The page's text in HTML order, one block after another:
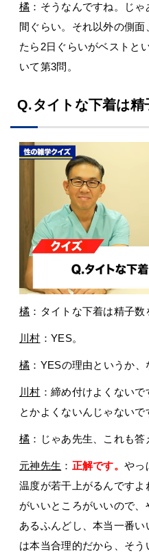
橘 ：そうなんですね。じ
間ぐらい。それ以外の側
たら2日ぐらいがベストと
いて第3問。
Q.タイトな下着は精
橘 ：タイトな下着は精子
川村 ：YES。
橘 ：YESの理由というか、
川村 ：締め付けよくない
とかよくないんじゃないで
橘 ：じゃあ先生、これも答
元神先生 ： 正解です。やっ
温度が若干上がるんです
がいいところがいいので
あるふんどし、本当一番
は本当合理的だから、そ